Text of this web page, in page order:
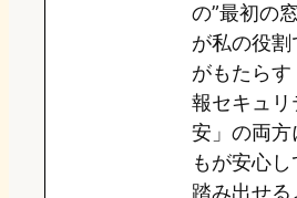
n
の”最初の
が私の役
がもたら
報セキュ
安」の両
もが安心
踏み出せ